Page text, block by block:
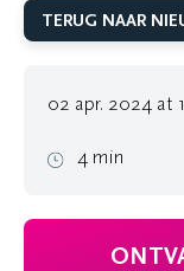
02 apr. 2024 at
4 min
TERUG NAAR